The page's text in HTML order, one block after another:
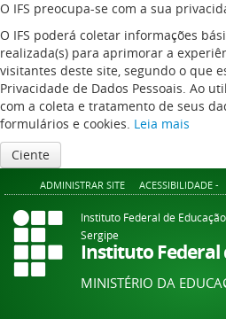
O IFS preocupa-se com a sua
O IFS poderá coletar informações
realizada(s) para aprimorar a
visitantes deste site, segundo o que
Privacidade de Dados Pessoais. Ao
com a coleta e tratamento de seus
formulários e cookies. Leia mais
Ciente
ADMINISTRAR SITE ACESSIBILIDADE -
Instituto Federal de
Sergipe
Instituto Federal
MINISTÉRIO DA